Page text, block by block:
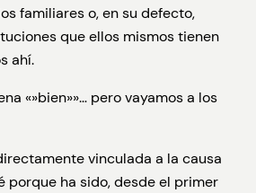
familiares o, en su defecto,
que ellos mismos tienen
ahí.
«»bien»»… pero vayamos a los
vinculada a la causa
porque ha sido, desde el primer